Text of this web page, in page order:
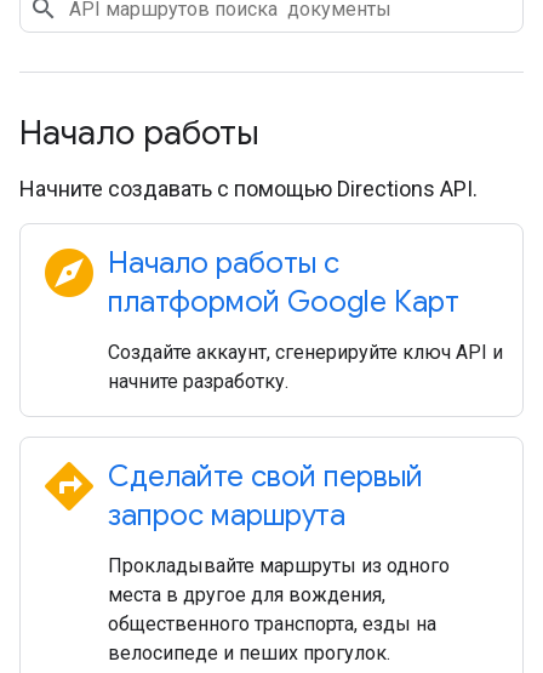
Начало работы
Начните создавать с помощью Directions API.
explore Начало работы с
платформой Google Карт
Создайте аккаунт, сгенерируйте ключ API и
начните разработку.
directions Сделайте свой первый
запрос маршрута
Прокладывайте маршруты из одного
места в другое для вождения,
общественного транспорта, езды на
велосипеде и пеших прогулок.